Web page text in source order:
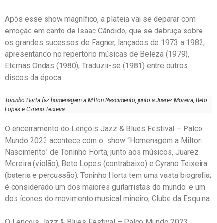
Após esse show magnífico, a plateia vai se deparar com
emoção em canto de Isaac Cândido, que se debruça sobre
os grandes sucessos de Fagner, lançados de 1973 a 1982,
apresentando no repertório músicas de Beleza (1979),
Eternas Ondas (1980), Traduzir-se (1981) entre outros
discos da época.
Toninho Horta faz homenagem a Milton Nascimento, junto a Juarez Moreira, Beto
Lopes e Cyrano Teixeira.
O encerramento do Lençóis Jazz & Blues Festival – Palco
Mundo 2023 acontece com o show “Homenagem a Milton
Nascimento” de Toninho Horta, junto aos músicos, Juarez
Moreira (violão), Beto Lopes (contrabaixo) e Cyrano Teixeira
(bateria e percussão). Toninho Horta tem uma vasta biografia;
é considerado um dos maiores guitarristas do mundo, e um
dos ícones do movimento musical mineiro, Clube da Esquina.